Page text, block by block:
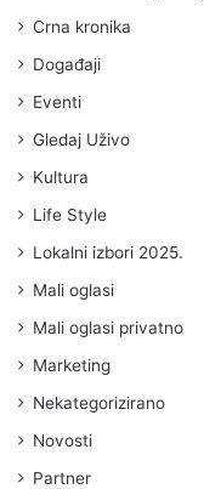
Crna kronika
Događaji
Eventi
Gledaj Uživo
Kultura
Life Style
Lokalni izbori 2025.
Mali oglasi
Mali oglasi privatno
Marketing
Nekategorizirano
Novosti
Partner